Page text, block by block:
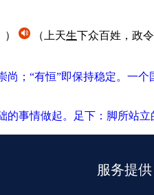
（上天生下众百姓，政
；“有恒”即保持稳定。
事情做起。足下：脚所站
服务提供